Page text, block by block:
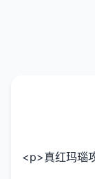
<p>真红玛瑙